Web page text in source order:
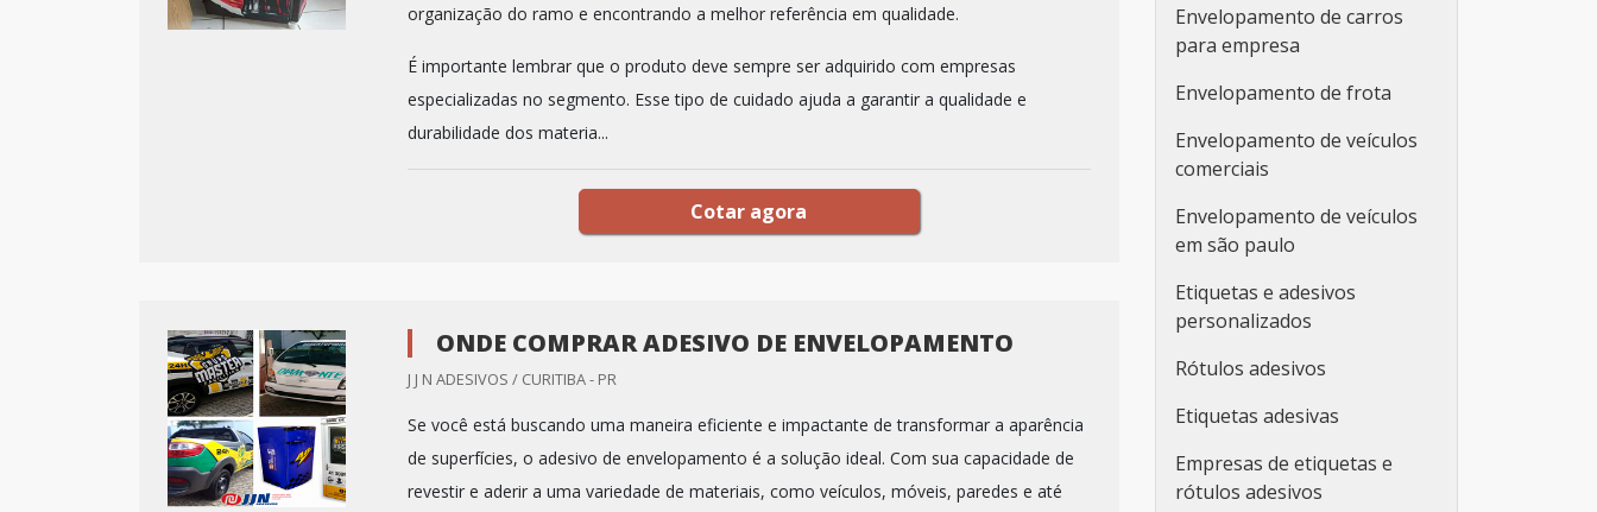
organização do ramo e encontrando a melhor referência em qualidade.
É importante lembrar que o produto deve sempre ser adquirido com empresas
especializadas no segmento. Esse tipo de cuidado ajuda a garantir a qualidade e
durabilidade dos materia...
Cotar agora
ONDE COMPRAR ADESIVO DE ENVELOPAMENTO
J J N ADESIVOS / CURITIBA - PR
Se você está buscando uma maneira eficiente e impactante de transformar a aparência
de superfícies, o adesivo de envelopamento é a solução ideal. Com sua capacidade de
revestir e aderir a uma variedade de materiais, como veículos, móveis, paredes e até
Envelopamento de carros
para empresa
Envelopamento de frota
Envelopamento de veículos
comerciais
Envelopamento de veículos
em são paulo
Etiquetas e adesivos
personalizados
Rótulos adesivos
Etiquetas adesivas
Empresas de etiquetas e
rótulos adesivos